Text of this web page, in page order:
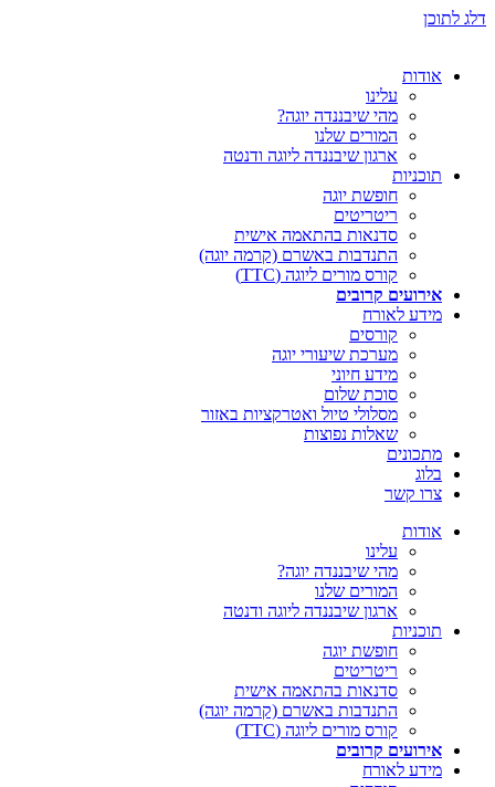
דלג לתוכן
אודות
עלינו
מהי שיבננדה יוגה?
המורים שלנו
ארגון שיבננדה ליוגה ודנטה
תוכניות
חופשת יוגה
ריטריטים
סדנאות בהתאמה אישית
התנדבות באשרם (קרמה יוגה)
קורס מורים ליוגה (TTC)
אירועים קרובים
מידע לאורח
קורסים
מערכת שיעורי יוגה
מידע חיוני
סוכת שלום
מסלולי טיול ואטרקציות באזור
שאלות נפוצות
מתכונים
בלוג
צרו קשר
אודות
עלינו
מהי שיבננדה יוגה?
המורים שלנו
ארגון שיבננדה ליוגה ודנטה
תוכניות
חופשת יוגה
ריטריטים
סדנאות בהתאמה אישית
התנדבות באשרם (קרמה יוגה)
קורס מורים ליוגה (TTC)
אירועים קרובים
מידע לאורח